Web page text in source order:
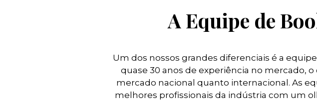
A Equipe de
Um dos nossos grandes diferenciais é a
quase 30 anos de experiência no mercado,
mercado nacional quanto internacional. As
melhores profissionais da indústria com um